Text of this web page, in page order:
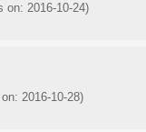
on: 2016-10-24)
2016-10-28)